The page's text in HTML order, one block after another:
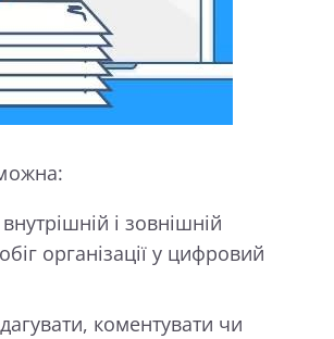
і зовнішній
організації у цифровий
коментувати чи